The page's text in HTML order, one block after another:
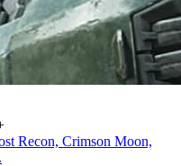
Recon, Crimson Moon,